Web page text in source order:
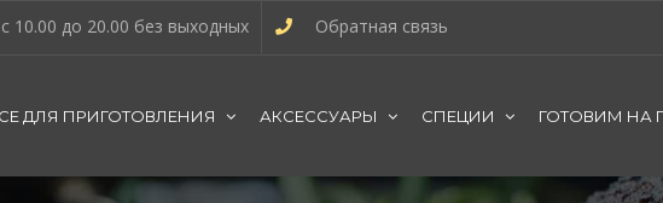
с 10.00 до 20.00 без выходных Обратная связь
ДЛЯ ПРИГОТОВЛЕНИЯ АКСЕССУАРЫ СПЕЦИИ ГОТОВИМ НА